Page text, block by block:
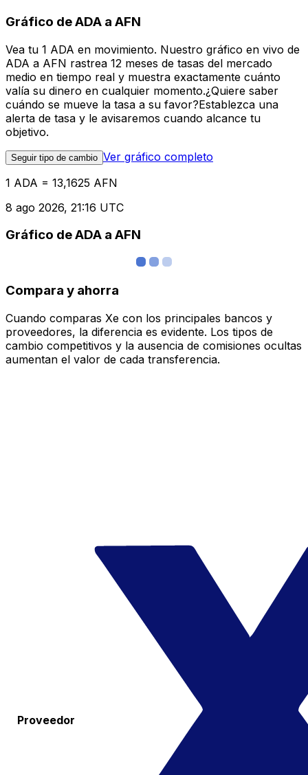
Gráfico de ADA a AFN
Vea tu 1 ADA en movimiento. Nuestro gráfico en vivo de
ADA a AFN rastrea 12 meses de tasas del mercado
medio en tiempo real y muestra exactamente cuánto
valía su dinero en cualquier momento.¿Quiere saber
cuándo se mueve la tasa a su favor?Establezca una
alerta de tasa y le avisaremos cuando alcance tu
objetivo.
Seguir tipo de cambio Ver gráfico completo
1 ADA = 13,1625 AFN
8 ago 2026, 21:16 UTC
Gráfico de ADA a AFN
Compara y ahorra
Cuando comparas Xe con los principales bancos y
proveedores, la diferencia es evidente. Los tipos de
cambio competitivos y la ausencia de comisiones ocultas
aumentan el valor de cada transferencia.
Proveedor